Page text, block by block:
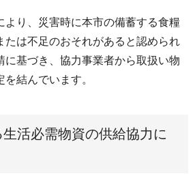
より、災害時に本市の備蓄する食糧
たは不足のおそれがあると認められ
に基づき、協力事業者から取扱い物
結んでいます。
活必需物資の供給協力に